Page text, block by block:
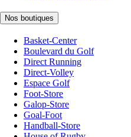
Nos boutiques
Basket-Center
Boulevard du Golf
Direct Running
Direct-Volley
Espace Golf
Foot-Store
Galop-Store
Goal-Foot
Handball-Store